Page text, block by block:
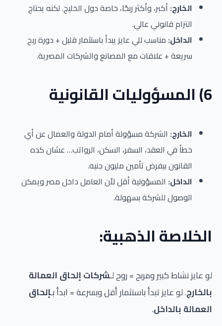
الخارج: أكبر، وأكثر ربحًا، خاصة دول الخليج. لكنه يحتاج
التزام قانوني عالي.
الداخل: مناسب للي عايز يبدأ باستثمار قليل + دورة ربح
سريعة + علاقات مع المصانع والشركات المصرية.
6) المسؤوليات القانونية
الخارج: الشركة مسؤولة أمام الدولة والعمال عن أي
خطأ في العقد، السفر، السكن، الرواتب… عشان كده
القانون بيفرض تأمين مليون جنيه.
الداخل: المسؤولية أقل لأن العامل داخل مصر ويمكن
الوصول للشركة بسهولة.
الخلاصة الذهبية:
لو عايز نشاط كبير ومربح = روح لـشركات إلحاق العمالة
بالخارج. لو عايز تبدأ باستثمار أقل وبسرعة = ابدأ بـإلحاق
العمالة بالداخل.